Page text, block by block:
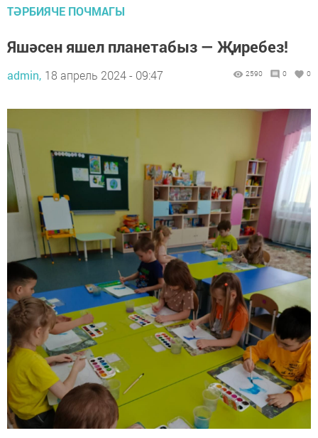
ТӘРБИЯЧЕ ПОЧМАГЫ
Яшәсен яшел планетабыз — Җиребез!
admin, 18 апрель 2024 - 09:47 2590 0 0